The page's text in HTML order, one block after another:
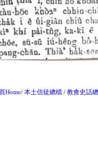
Home/ 本土信徒總檔 / 教會史話總